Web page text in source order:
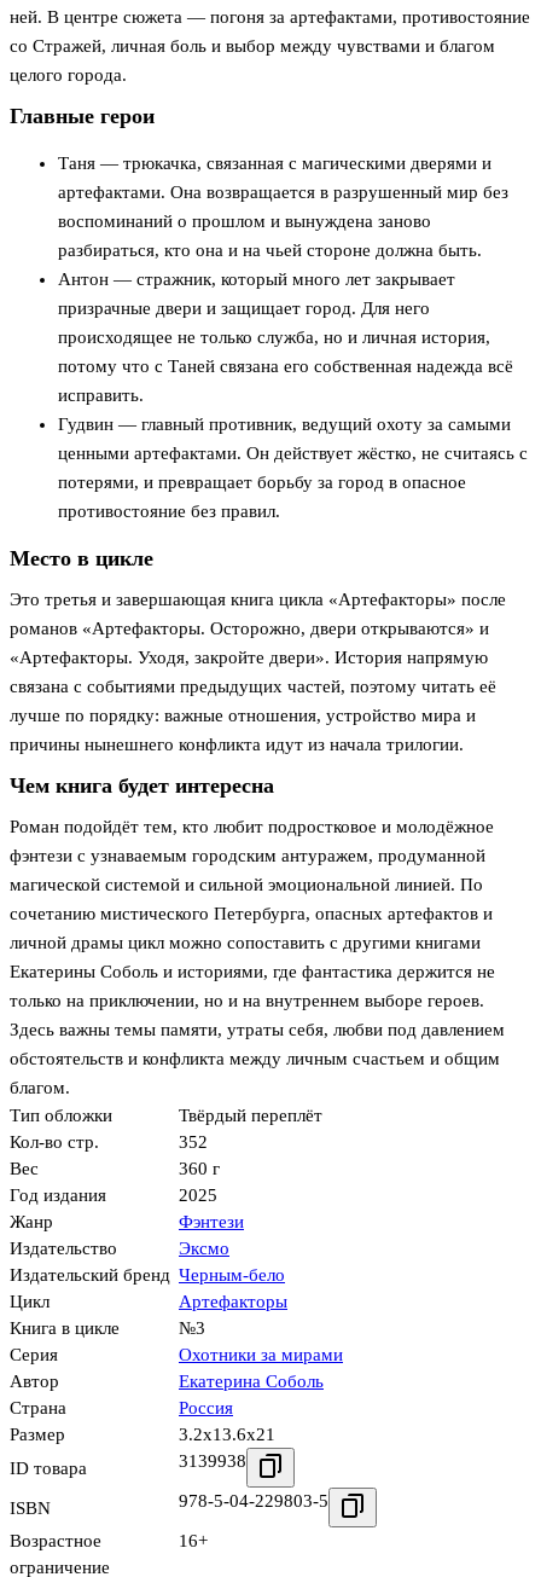
ней. В центре сюжета — погоня за артефактами, противостояние
со Стражей, личная боль и выбор между чувствами и благом
целого города.
Главные герои
Таня — трюкачка, связанная с магическими дверями и
артефактами. Она возвращается в разрушенный мир без
воспоминаний о прошлом и вынуждена заново
разбираться, кто она и на чьей стороне должна быть.
Антон — стражник, который много лет закрывает
призрачные двери и защищает город. Для него
происходящее не только служба, но и личная история,
потому что с Таней связана его собственная надежда всё
исправить.
Гудвин — главный противник, ведущий охоту за самыми
ценными артефактами. Он действует жёстко, не считаясь с
потерями, и превращает борьбу за город в опасное
противостояние без правил.
Место в цикле
Это третья и завершающая книга цикла «Артефакторы» после
романов «Артефакторы. Осторожно, двери открываются» и
«Артефакторы. Уходя, закройте двери». История напрямую
связана с событиями предыдущих частей, поэтому читать её
лучше по порядку: важные отношения, устройство мира и
причины нынешнего конфликта идут из начала трилогии.
Чем книга будет интересна
Роман подойдёт тем, кто любит подростковое и молодёжное
фэнтези с узнаваемым городским антуражем, продуманной
магической системой и сильной эмоциональной линией. По
сочетанию мистического Петербурга, опасных артефактов и
личной драмы цикл можно сопоставить с другими книгами
Екатерины Соболь и историями, где фантастика держится не
только на приключении, но и на внутреннем выборе героев.
Здесь важны темы памяти, утраты себя, любви под давлением
обстоятельств и конфликта между личным счастьем и общим
благом.
Тип обложки
Твёрдый переплёт
Кол-во стр.
352
Вес
360 г
Год издания
2025
Жанр
Фэнтези
Издательство
Эксмо
Издательский бренд Черным-бело
Цикл
Артефакторы
Книга в цикле
№3
Серия
Охотники за мирами
Автор
Екатерина Соболь
Страна
Россия
Размер
3.2x13.6x21
ID товара
3139938
ISBN 978-5-04-229803-5
Возрастное
ограничение
16+